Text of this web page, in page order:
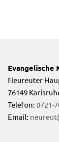
Evangelische
Neureuter
76149
Telefon: 0721-
Email: